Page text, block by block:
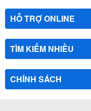
HỖ TRỢ ONLINE
TÌM KIẾM NHIỀU
CHÍNH SÁCH